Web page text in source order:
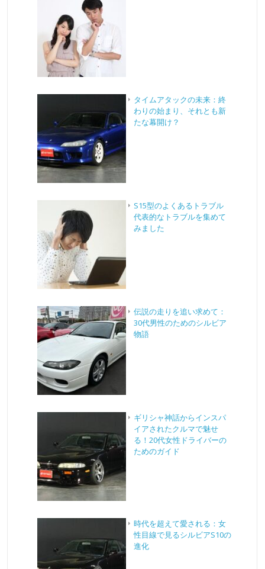
タイムアタックの未来：終
わりの始まり、それとも新
たな幕開け？
S15型のよくあるトラブル
代表的なトラブルを集めて
みました
伝説の走りを追い求めて：
30代男性のためのシルビア
物語
ギリシャ神話からインスパ
イアされたクルマで魅せ
る！20代女性ドライバーの
ためのガイド
時代を超えて愛される：女
性目線で見るシルビアS10の
進化